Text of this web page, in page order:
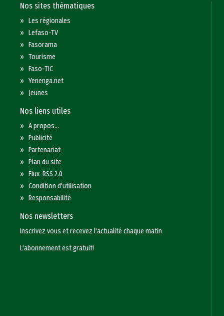
Nos sites thématiques
»Les régionales
»Lefaso-TV
»Fasorama
»Tourisme
»Faso-TIC
»Yenenga.net
» Jeunes
Nos liens utiles
»A propos...
»Publicité
»Partenariat
»Plan du site
»Flux RSS 2.0
»Condition d'utilisation
»Responsabilité
Nos newsletters
Inscrivez vous et recevez l'actualité chaque matin
L'abonnement est gratuit!